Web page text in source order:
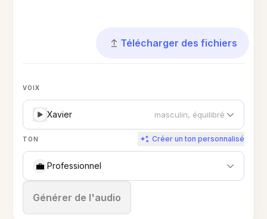
Télécharger des fichiers
VOIX
Xavier masculin, équilibré
TON Créer un ton personnalisé
💼 Professionnel
Générer de l'audio
Arrêter